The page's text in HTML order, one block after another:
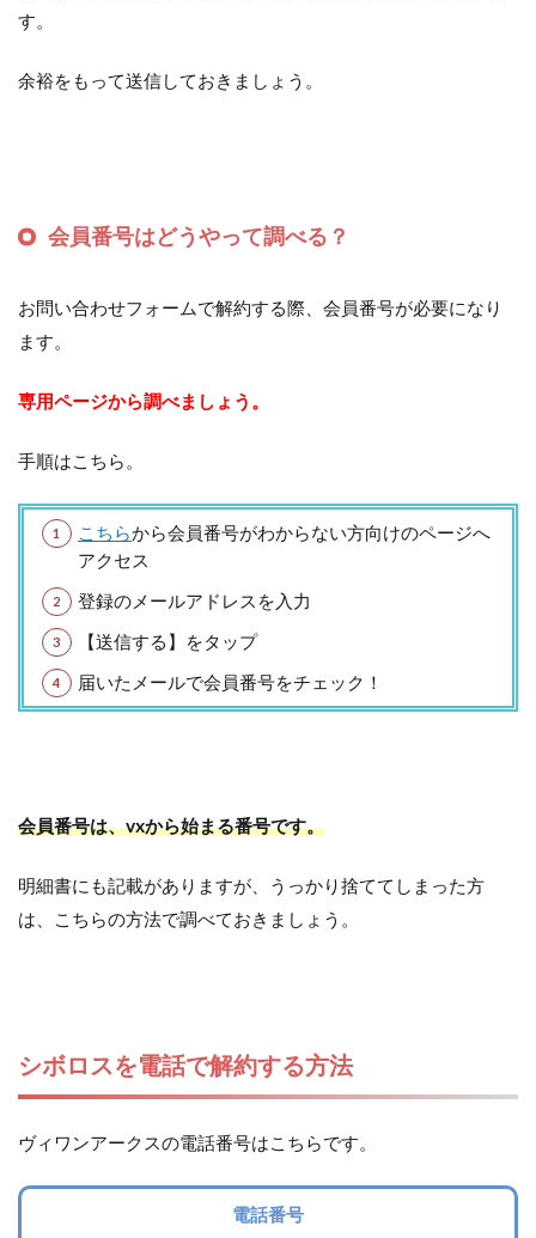
す。
余裕をもって送信しておきましょう。
会員番号はどうやって調べる？
お問い合わせフォームで解約する際、会員番号が必要になり
ます。
専用ページから調べましょう。
手順はこちら。
こちらから会員番号がわからない方向けのページへ
アクセス
登録のメールアドレスを入力
【送信する】をタップ
届いたメールで会員番号をチェック！
会員番号は、vxから始まる番号です。
明細書にも記載がありますが、うっかり捨ててしまった方
は、こちらの方法で調べておきましょう。
シボロスを電話で解約する方法
ヴィワンアークスの電話番号はこちらです。
電話番号